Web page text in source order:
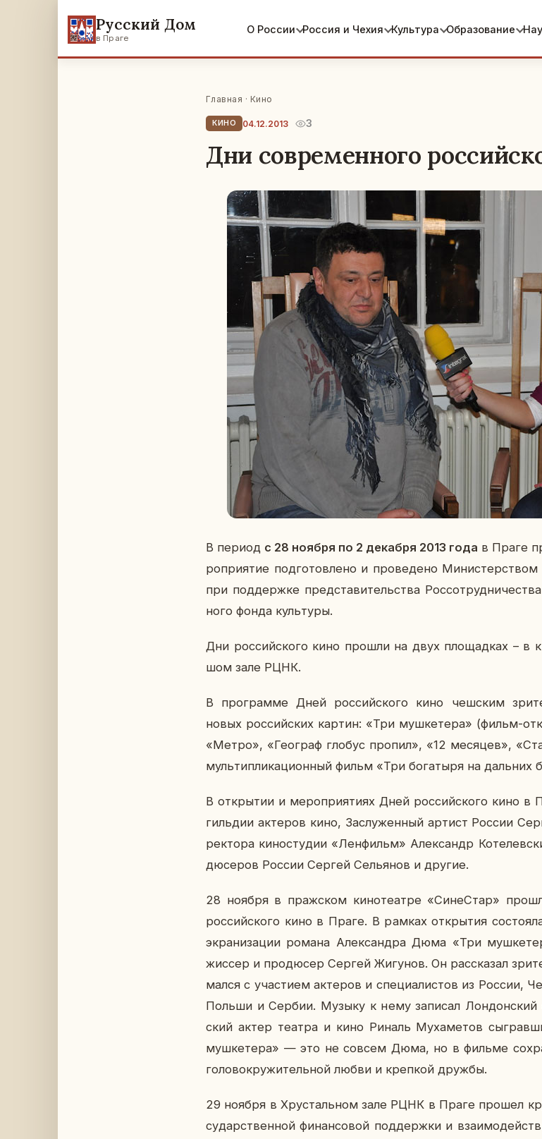
Русский Дом
в Праге
О России Россия и Чехия Культура Образование
Главная · Кино
КИНО 04.12.2013 3
Дни современного
В период с 28 ноября по 2 де­каб­ря 2013 года в Праге
ро­при­я­тие под­го­тов­ле­но и про­ве­де­но
при под­держ­ке пред­ста­ви­тель­ства
но­го фонда куль­ту­ры.
Дни рос­сий­ско­го кино прошли на двух пло­щад­ках – в
шом зале РЦНК.
В про­грам­ме Дней рос­сий­ско­го кино чеш­ским
новых рос­сий­ских картин: «Три муш­ке­те­ра» (фильм-
«Метро», «Гео­граф глобус пропил», «12 ме­ся­цев»,
муль­ти­пли­ка­ци­он­ный фильм «Три бо­га­ты­ря на даль­них
В от­кры­тии и ме­ро­при­я­ти­ях Дней рос­сий­ско­го кино в
гиль­дии ак­те­ров кино, За­слу­жен­ный артист России
рек­то­ра ки­но­сту­дии «Лен­фильм» Алек­сандр
дю­се­ров России Сергей Се­лья­нов и другие.
28 ноября в праж­ском ки­но­те­ат­ре «Си­не­Стар»
рос­сий­ско­го кино в Праге. В рамках от­кры­тия
экра­ни­за­ции романа Алек­сандра Дюма «Три
жис­сер и про­дю­сер Сергей Жи­гу­нов. Он рас­ска­зал
мал­ся с уча­сти­ем ак­те­ров и спе­ци­а­ли­стов из России,
Польши и Сербии. Музыку к нему за­пи­сал
ский актер театра и кино Риналь Му­ха­ме­тов
муш­ке­те­ра» — это не совсем Дюма, но в фильме
го­ло­во­кру­жи­тель­ной любви и креп­кой дружбы.
29 ноября в Хру­сталь­ном зале РЦНК в Праге прошел
су­дар­ствен­ной фи­нан­со­вой под­держ­ки и